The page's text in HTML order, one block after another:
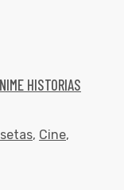
HISTORIAS
, Cine,